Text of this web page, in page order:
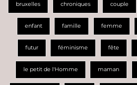
bruxelles chroniques couple
enfant famille femme
futur féminisme fête
le petit de l'Homme maman